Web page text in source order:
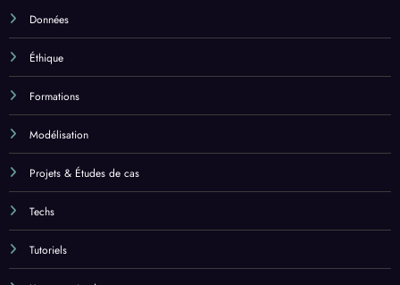
Données
Éthique
Formations
Modélisation
Projets & Études de cas
Techs
Tutoriels